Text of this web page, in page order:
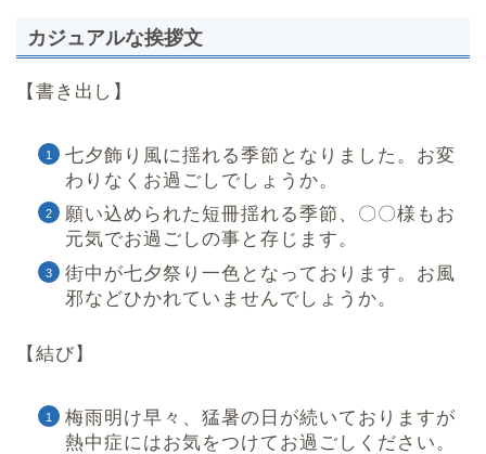
カジュアルな挨拶文
【書き出し】
七夕飾り風に揺れる季節となりました。お変
わりなくお過ごしでしょうか。
願い込められた短冊揺れる季節、〇〇様もお
元気でお過ごしの事と存じます。
街中が七夕祭り一色となっております。お風
邪などひかれていませんでしょうか。
【結び】
梅雨明け早々、猛暑の日が続いておりますが
熱中症にはお気をつけてお過ごしください。